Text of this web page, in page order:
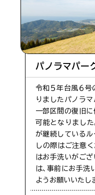
雄川の滝
第1駐車場空あり
パノラマパー
令和５年台風６号
りましたパノラマ
一部区間の復旧に
可能となりました
が継続しているル
しの際はご注意く
はお手洗いがござ
は、事前にお手洗
ようお願いいたし